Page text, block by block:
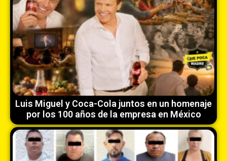
Luis Miguel y Coca-Cola juntos en un homenaje
por los 100 años de la empresa en México